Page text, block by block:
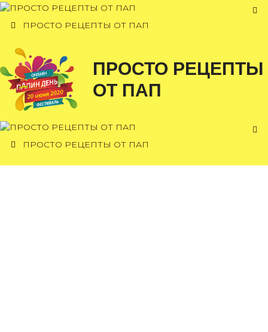
Перейти
ПРОСТО РЕЦЕПТЫ ОТ ПАП
ПРОСТО РЕЦЕПТЫ
ОТ ПАП
ПРОСТО РЕЦЕПТЫ ОТ ПАП